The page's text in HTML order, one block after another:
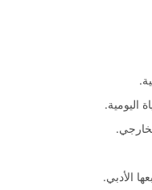
اليومية.
الأدبي.